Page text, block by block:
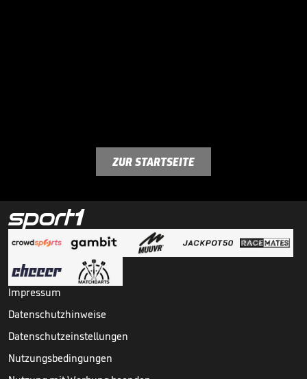
ZUR STARTSEITE
Impressum
Datenschutzhinweise
Datenschutzeinstellungen
Nutzungsbedingungen